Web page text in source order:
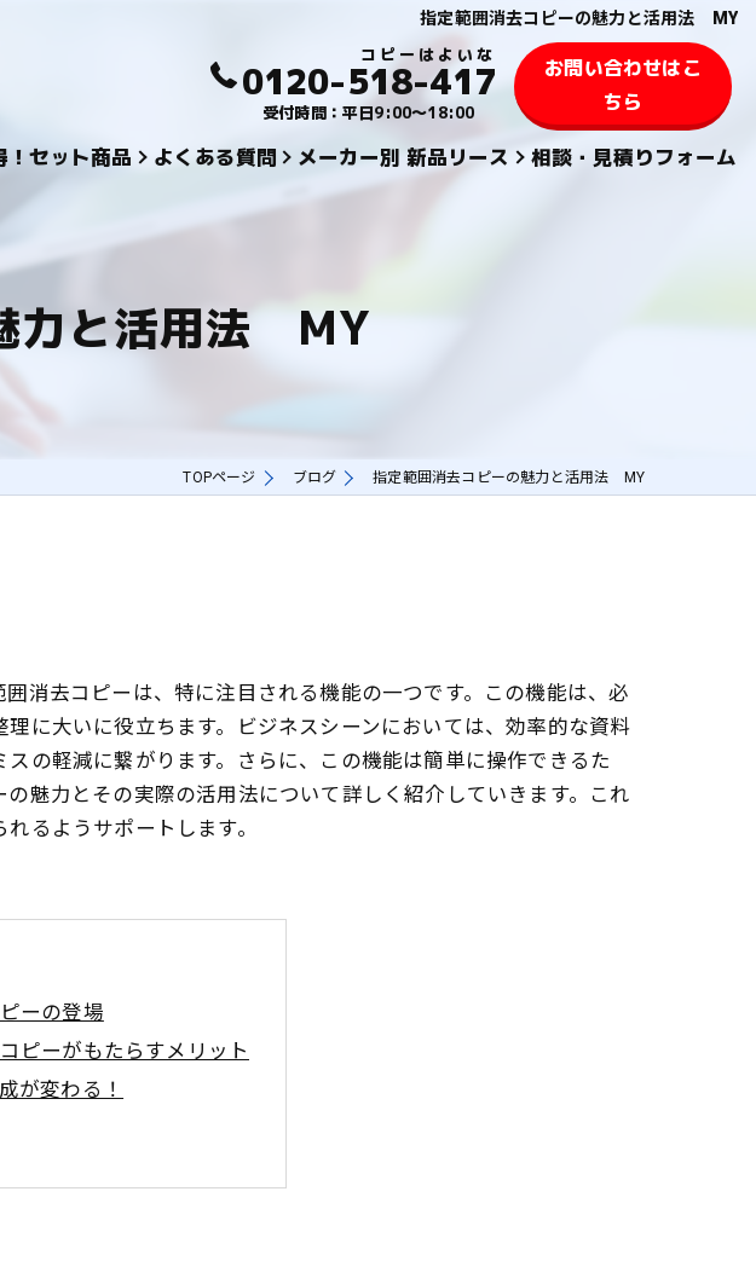
指定範囲消去コピーの魅力と活用法 MY
0120-518-417
受付時間：平日9:00～18:00
お問い合わせはこ
ちら
！セット商品 よくある質問 メーカー別 新品リース
SHARPシャープ
相談・見積りフォーム
力と活用法 MY
TOPページ ブログ 指定範囲消去コピーの魅力と活用法 MY
消去コピーは、特に注目される機能の一つです。この機能は、必
に大いに役立ちます。ビジネスシーンにおいては、効率的な資料
の軽減に繋がります。さらに、この機能は簡単に操作できるた
魅力とその実際の活用法について詳しく紹介していきます。これ
るようサポートします。
ーの登場
ピーがもたらすメリット
が変わる！